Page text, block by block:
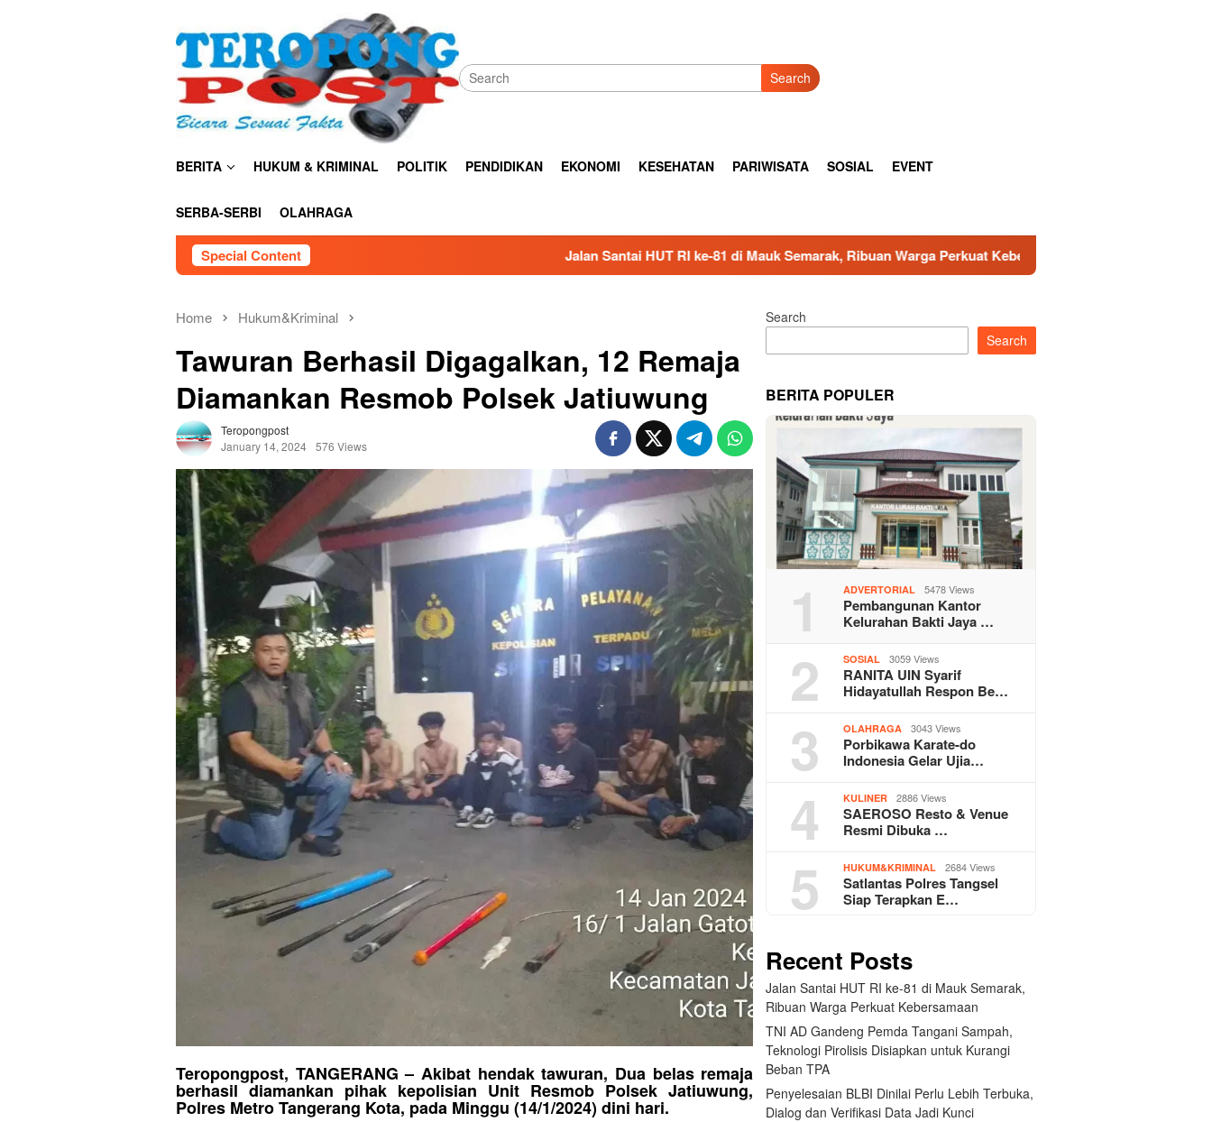
Search
BERITA HUKUM & KRIMINAL POLITIK PENDIDIKAN EKONOMI KESEHATAN PARIWISATA SOSIAL EVENT
SERBA-SERBI OLAHRAGA
Special Content Jalan Santai HUT RI ke-81 di Mauk Semarak, Ribuan Warga Perkuat Kebersamaan TNI AD Gandeng Pemda
Home Hukum&Kriminal
Tawuran Berhasil Digagalkan, 12 Remaja
Diamankan Resmob Polsek Jatiuwung
Teropongpost
January 14, 2024 576 Views
Teropongpost, TANGERANG – Akibat hendak tawuran, Dua belas remaja
berhasil diamankan pihak kepolisian Unit Resmob Polsek Jatiuwung,
Polres Metro Tangerang Kota, pada Minggu (14/1/2024) dini hari.
Search
Search
BERITA POPULER
1 ADVERTORIAL 5478 Views
Pembangunan Kantor
Kelurahan Bakti Jaya …
2 SOSIAL 3059 Views
RANITA UIN Syarif
Hidayatullah Respon Be…
3 OLAHRAGA 3043 Views
Porbikawa Karate-do
Indonesia Gelar Ujia…
4 KULINER 2886 Views
SAEROSO Resto & Venue
Resmi Dibuka …
5 HUKUM&KRIMINAL 2684 Views
Satlantas Polres Tangsel
Siap Terapkan E…
Recent Posts
Jalan Santai HUT RI ke-81 di Mauk Semarak,
Ribuan Warga Perkuat Kebersamaan
TNI AD Gandeng Pemda Tangani Sampah,
Teknologi Pirolisis Disiapkan untuk Kurangi
Beban TPA
Penyelesaian BLBI Dinilai Perlu Lebih Terbuka,
Dialog dan Verifikasi Data Jadi Kunci